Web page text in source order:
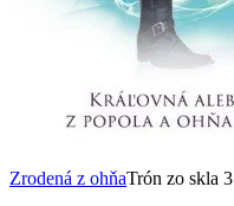
Zrodená z ohňaTrón zo skla 3